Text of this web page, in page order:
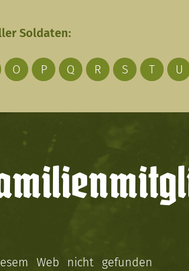
Soldaten:
O P Q R S T U
Web nicht gefunden